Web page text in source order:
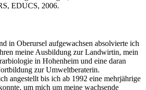
EDUCS, 2006.
in Oberursel aufgewachsen absolvierte ich
meine Ausbildung zur Landwirtin, mein
in Hohenheim und eine daran
zur Umweltberaterin.
angestellt bis ich ab 1992 eine mehrjährige
um mich um meine wachsende